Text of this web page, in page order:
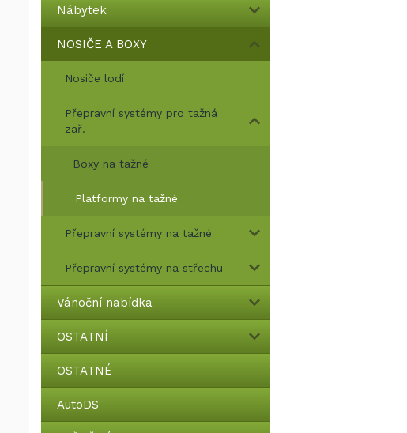
Nábytek
NOSIČE A BOXY
Nosiče lodí
Přepravní systémy pro tažná
zař.
Boxy na tažné
Platformy na tažné
Přepravní systémy na tažné
Přepravní systémy na střechu
Vánoční nabídka
OSTATNÍ
OSTATNÉ
AutoDS